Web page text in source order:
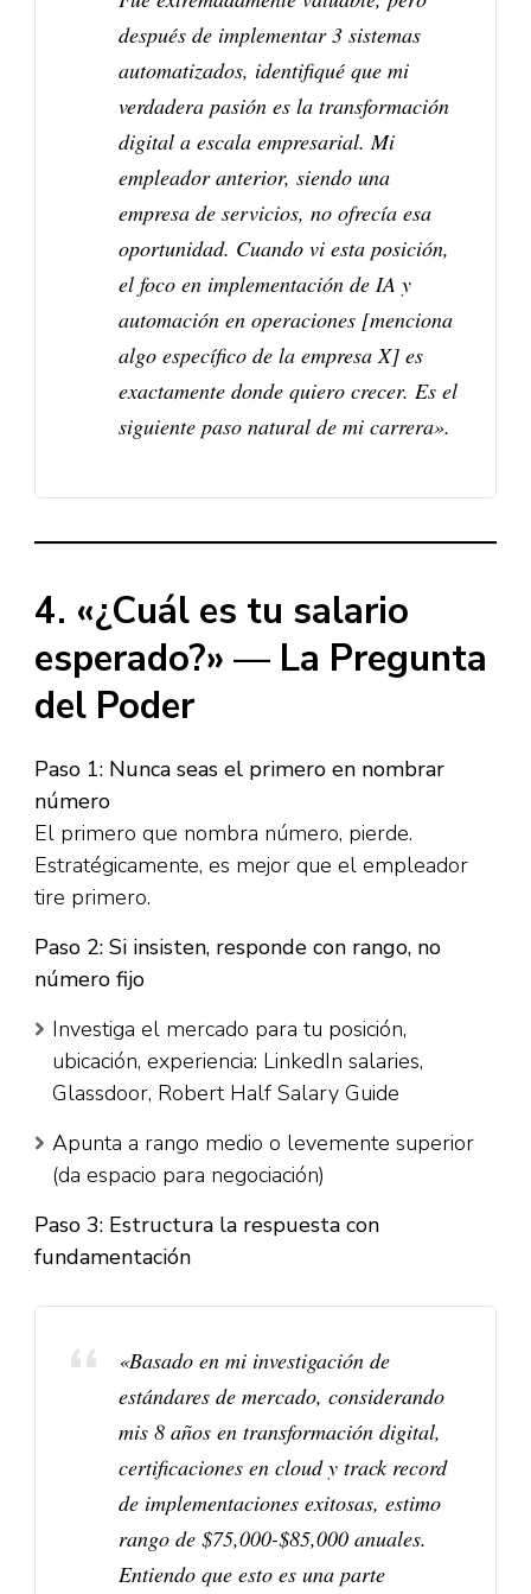
después de implementar 3 sistemas
automatizados, identifiqué que mi
verdadera pasión es la transformación
digital a escala empresarial. Mi
empleador anterior, siendo una
empresa de servicios, no ofrecía esa
oportunidad. Cuando vi esta posición,
el foco en implementación de IA y
automación en operaciones [menciona
algo específico de la empresa X] es
exactamente donde quiero crecer. Es el
siguiente paso natural de mi carrera».​
4. «¿Cuál es tu salario
esperado?» — La Pregunta
del Poder
Paso 1: Nunca seas el primero en nombrar
número
El primero que nombra número, pierde.
Estratégicamente, es mejor que el empleador
tire primero.​
Paso 2: Si insisten, responde con rango, no
número fijo
Investiga el mercado para tu posición,
ubicación, experiencia: LinkedIn salaries,
Glassdoor, Robert Half Salary Guide​
Apunta a rango medio o levemente superior
(da espacio para negociación)​
Paso 3: Estructura la respuesta con
fundamentación
«Basado en mi investigación de
estándares de mercado, considerando
mis 8 años en transformación digital,
certificaciones en cloud y track record
de implementaciones exitosas, estimo
rango de $75,000-$85,000 anuales.
Entiendo que esto es una parte